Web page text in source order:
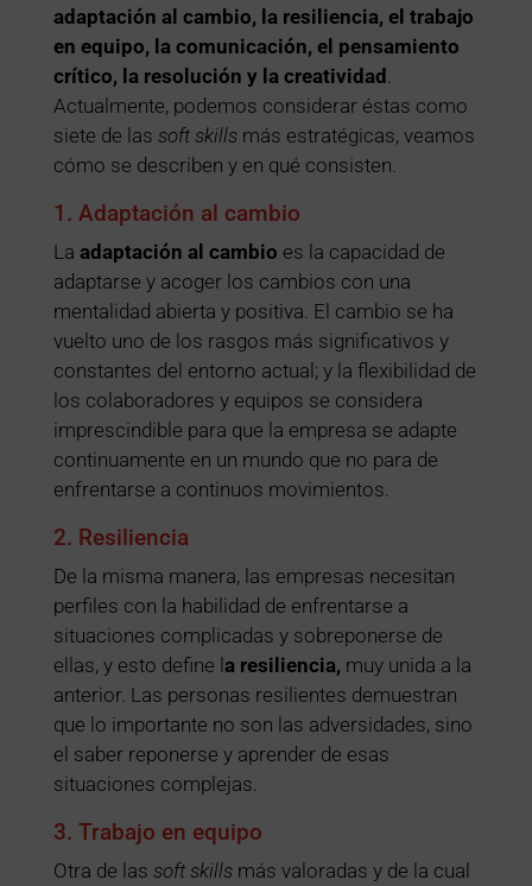
adaptación al cambio, la resiliencia, el trabajo
en equipo, la comunicación, el pensamiento
crítico, la resolución y la creatividad
Actualmente, podemos considerar éstas como
siete de las soft skillsmás estratégicas, veamos
cómo se describen y en qué consisten.
1. Adaptación al cambio
La adaptación al cambio es la capacidad de
adaptarse y acoger los cambios con una
mentalidad abierta y positiva. El cambio se ha
vuelto uno de los rasgos más significativos y
constantes del entorno actual; y la flexibilidad de
los colaboradores y equipos se considera
imprescindible para que la empresa se adapte
continuamente en un mundo que no para de
enfrentarse a continuos movimientos.
2. Resiliencia
De la misma manera, las empresas necesitan
perfiles con la habilidad de enfrentarse a
situaciones complicadas y sobreponerse de
ellas, y esto define la resiliencia, muy unida a la
anterior. Las personas resilientes demuestran
que lo importante no son las adversidades, sino
el saber reponerse y aprender de esas
situaciones complejas.
3. Trabajo en equipo
Otra de las soft skillsmás valoradas y de la cual